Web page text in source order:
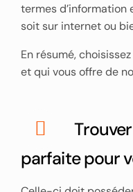
termes
soit sur internet ou
En résumé,
et qui vous offre de
parfaite pour